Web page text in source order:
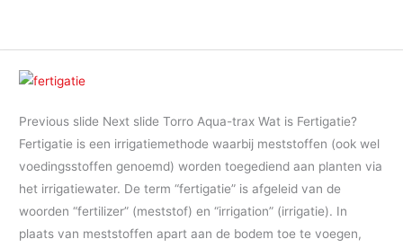
Previous slide Next slide Torro Aqua-trax Wat is Fertigatie?
Fertigatie is een irrigatiemethode waarbij meststoffen (ook wel
voedingsstoffen genoemd) worden toegediend aan planten via
het irrigatiewater. De term “fertigatie” is afgeleid van de
woorden “fertilizer” (meststof) en “irrigation” (irrigatie). In
plaats van meststoffen apart aan de bodem toe te voegen,
Toro